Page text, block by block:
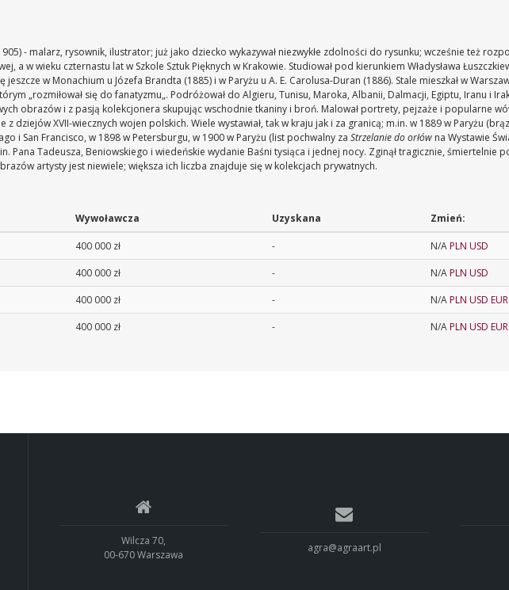
- malarz, rysownik, ilustrator; już jako dziecko wykazywał niezwykłe zdolności do rysunku; wcześnie też
a w wieku czternastu lat w Szkole Sztuk Pięknych w Krakowie. Studiował pod kierunkiem Władysława
w Monachium u Józefa Brandta (1885) i w Paryżu u A. E. Carolusa-Duran (1886). Stale mieszkał w
„rozmiłował się do fanatyzmu„. Podróżował do Algieru, Tunisu, Maroka, Albanii, Dalmacji, Egiptu, Iranu i
obrazów i z pasją kolekcjonera skupując wschodnie tkaniny i broń. Malował portrety, pejzaże i popularne
dziejów XVII-wiecznych wojen polskich. Wiele wystawiał, tak w kraju jak i za granicą; m.in. w 1889 w Paryżu
i San Francisco, w 1898 w Petersburgu, w 1900 w Paryżu (list pochwalny za Strzelanie do orłów na Wystawie
Pana Tadeusza, Beniowskiego i wiedeńskie wydanie Baśni tysiąca i jednej nocy. Zginął tragicznie, śmiertelnie
artysty jest niewiele; większa ich liczba znajduje się w kolekcjach prywatnych.
Wywoławcza Uzyskana Zmień:
400 000 zł - N/APLN USD
400 000 zł - N/APLN USD
400 000 zł - N/APLN USD EUR
400 000 zł - N/APLN USD EUR
Wilcza 70,
00-670 Warszawa
agra@agraart.pl